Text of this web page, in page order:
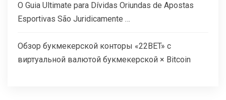
O Guia Ultimate para Dívidas Oriundas de Apostas
Esportivas São Juridicamente …
Обзор букмекерской конторы «22BET» с
виртуальной валютой букмекерской × Bitcoin